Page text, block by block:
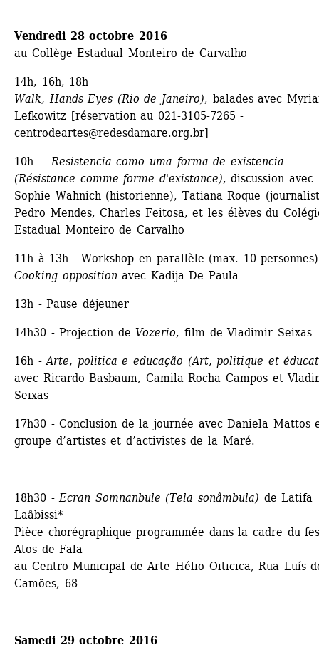
Vendredi 28 octobre 2016
au Collège Estadual Monteiro de Carvalho
14h, 16h, 18h
Walk, Hands Eyes (Rio de Janeiro), balades avec
Lefkowitz [réservation au 021-3105-7265 -
centrodeartes@redesdamare.org.br]
10h - Resistencia como uma forma de existencia
(Résistance comme forme d'existance), discussion avec
Sophie Wahnich (historienne), Tatiana Roque
Pedro Mendes, Charles Feitosa, et les élèves du
Estadual Monteiro de Carvalho
11h à 13h - Workshop en parallèle (max. 10
Cooking oppositionavec Kadija De Paula
13h - Pause déjeuner
14h30 - Projection de Vozerio, film de Vladimir Seixas
16h - Arte, politica e educação (Art, politique et
avec Ricardo Basbaum, Camila Rocha Campos et
Seixas
17h30 - Conclusion de la journée avec Daniela Mattos
groupe d’artistes et d’activistes de la Maré.
18h30 - Ecran Somnanbule (Tela sonâmbula) de Latifa
Laâbissi*
Pièce chorégraphique programmée dans la cadre du
Atos de Fala
au Centro Municipal de Arte Hélio Oiticica, Rua Luís
Camões, 68
Samedi 29 octobre 2016